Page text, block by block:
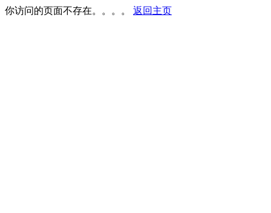
你访问的页面不存在。。。。 返回主页